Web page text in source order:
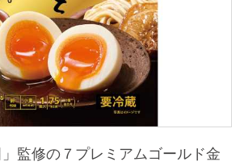
組み
ること
ることトップ
プ
ディングスの重点課題
」監修の７プレミアムゴールド金